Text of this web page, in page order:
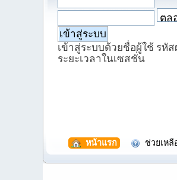
เข้าสู่ระบบด้วยชื่อผู้ใช้ รหั
ระยะเวลาในเซสชั่น
หน้าแรก ช่วยเหลื